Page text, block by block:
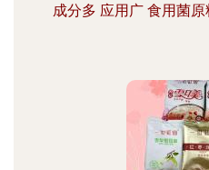
成分多 应用广 食用菌